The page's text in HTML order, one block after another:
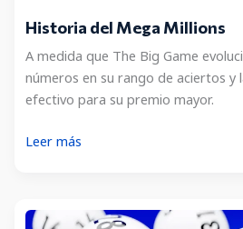
Historia del Mega Millions
A medida que The Big Game
números en su rango de aciertos y
efectivo para su premio mayor.
Historia
Leer más